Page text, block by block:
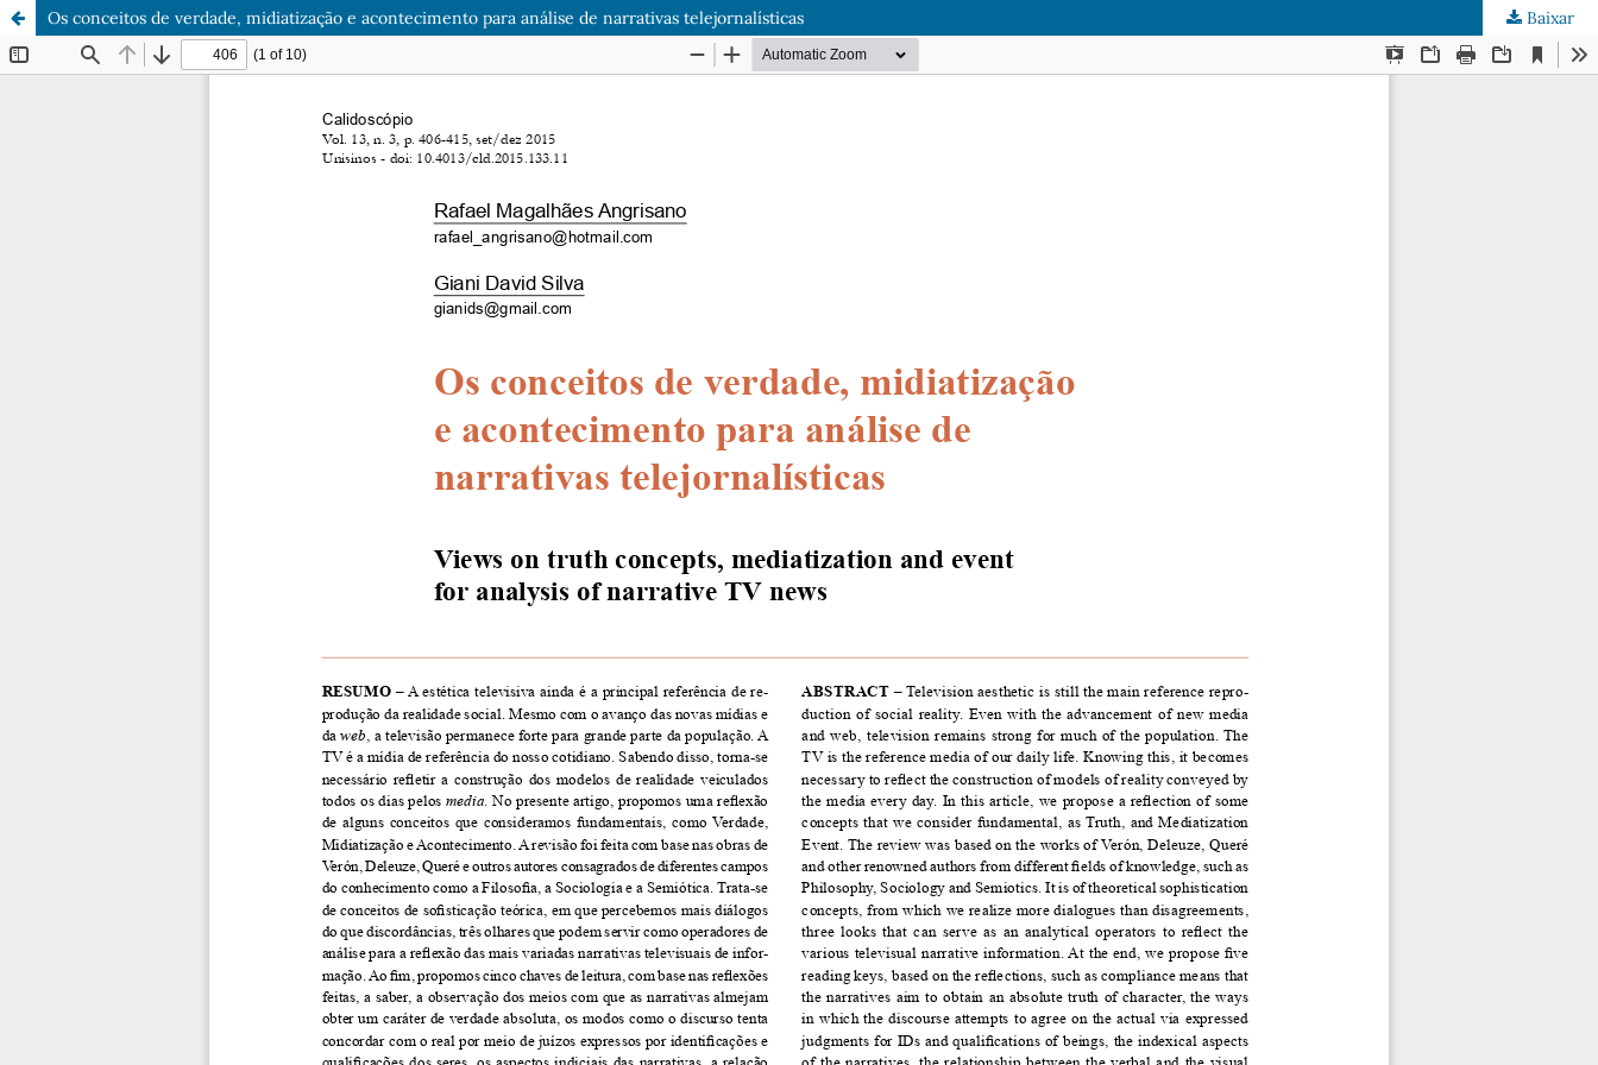
Os conceitos de verdade, midiatização e acontecimento para análise de narrativas telejornalísticas Baixar